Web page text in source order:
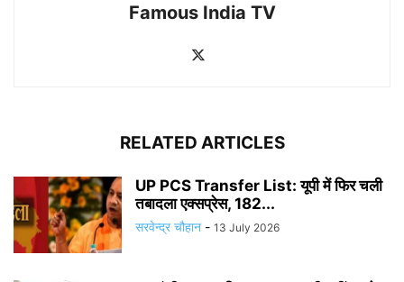
Famous India TV
RELATED ARTICLES
UP PCS Transfer List: यूपी में फिर चली
तबादला एक्सप्रेस, 182...
सरवेन्द्र चौहान - 13 July 2026